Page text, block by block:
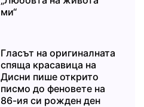
ми“
Гласът на оригиналната
спяща красавица на
Дисни пише открито
писмо до феновете на
86-ия си рожден ден